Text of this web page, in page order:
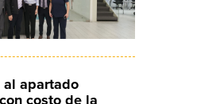
al apartado
costo de la